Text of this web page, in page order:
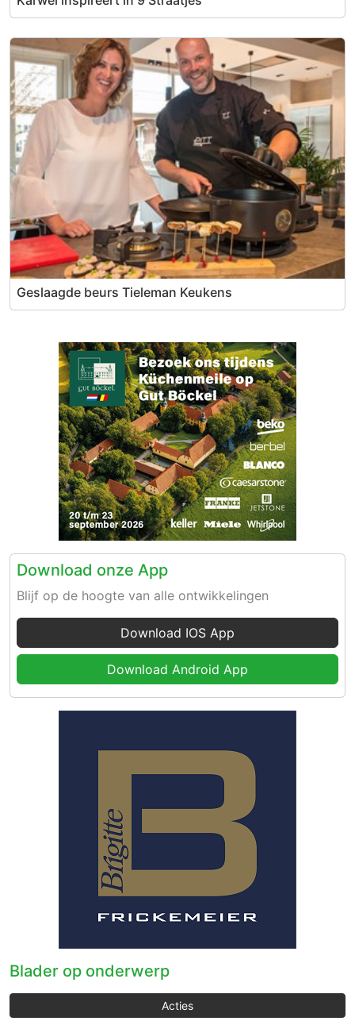
Geslaagde beurs Tieleman Keukens
Download onze App
Blijf op de hoogte van alle ontwikkelingen
Download IOS App
Download Android App
Blader op onderwerp
Acties